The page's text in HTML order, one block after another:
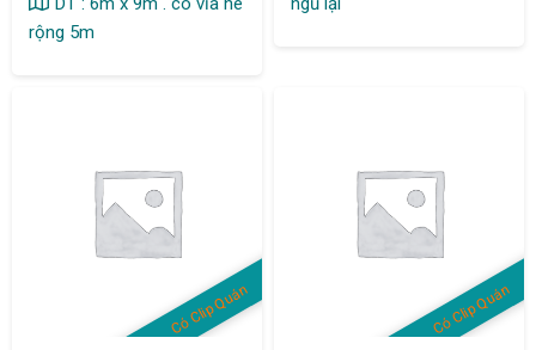
rộng 5m
Có Clip Quán Có Clip Quán